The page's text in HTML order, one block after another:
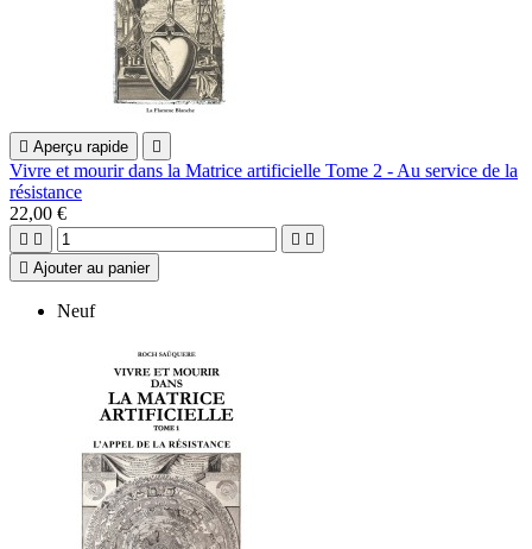
 Aperçu rapide 
Vivre et mourir dans la Matrice artificielle Tome 2 - Au service de la
résistance
22,00 €
   
 Ajouter au panier
Neuf